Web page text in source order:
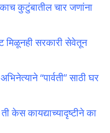
कुटुंबातील चार जणांना
मिळूनही सरकारी सेवेतून
“पार्वती” साठी घर
केस कायद्याच्यादृष्टीने का